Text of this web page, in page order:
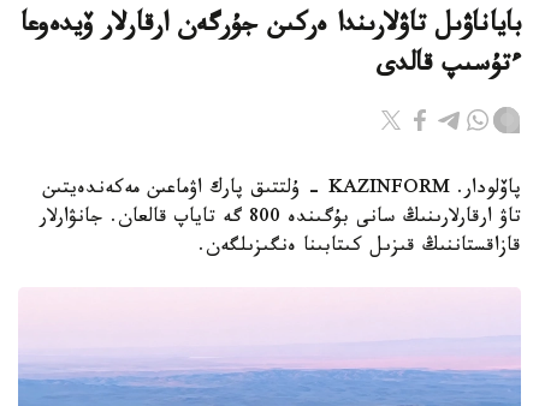
باياناۋىل تاۋلارىندا ەركىن جۇرگەن ارقارلار ۆيدەوعا
ءتۇسىپ قالدى
پاۆلودار. KAZINFORM - ۇلتتىق پارك اۋماعىن مەكەندەيتىن
تاۋ ارقارلارىنىڭ سانى بۇگىندە 800 گە تاياپ قالعان. جانۋارلار
قازاقستاننىڭ قىزىل كىتابىنا ەنگىزىلگەن.